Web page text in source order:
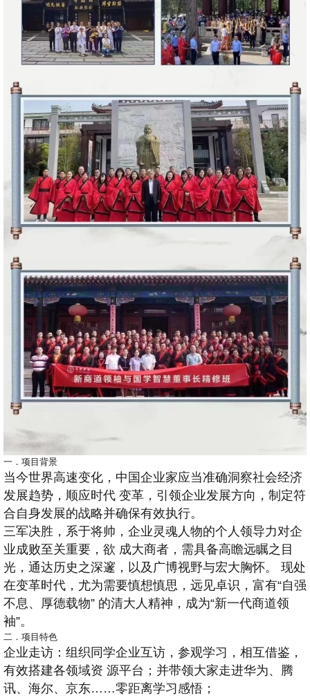
一．项目背景
当今世界高速变化，中国企业家应当准确洞察社会经济
发展趋势，顺应时代 变革，引领企业发展方向，制定符
合自身发展的战略并确保有效执行。
三军决胜，系于将帅，企业灵魂人物的个人领导力对企
业成败至关重要，欲 成大商者，需具备高瞻远瞩之目
光，通达历史之深邃，以及广博视野与宏大胸怀。 现处
在变革时代，尤为需要慎想慎思，远见卓识，富有“自强
不息、厚德载物” 的清大人精神，成为“新一代商道领
袖”。
二．项目特色
企业走访：组织同学企业互访，参观学习，相互借鉴，
有效搭建各领域资 源平台；并带领大家走进华为、腾
讯、海尔、京东……零距离学习感悟；